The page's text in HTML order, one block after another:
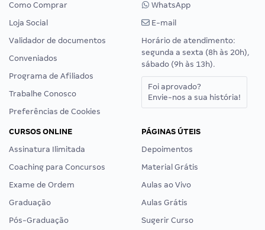
Como Comprar
Loja Social
Validador de documentos
Conveniados
Programa de Afiliados
Trabalhe Conosco
Preferências de Cookies
WhatsApp
E-mail
Horário de atendimento:
segunda a sexta (8h às 20h),
sábado (9h às 13h).
Foi aprovado?
Envie-nos a sua história!
CURSOS ONLINE
Assinatura Ilimitada
Coaching para Concursos
Exame de Ordem
Graduação
Pós-Graduação
PÁGINAS ÚTEIS
Depoimentos
Material Grátis
Aulas ao Vivo
Aulas Grátis
Sugerir Curso